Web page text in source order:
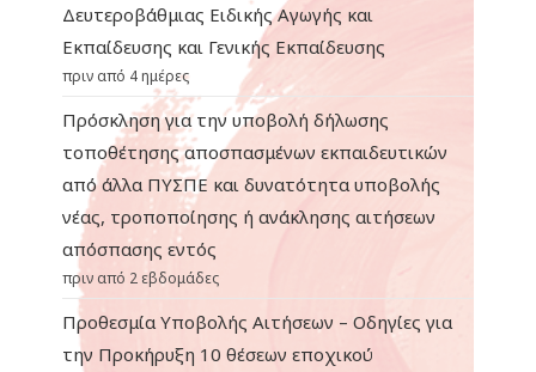
Δευτεροβάθμιας Ειδικής Αγωγής και
Εκπαίδευσης και Γενικής Εκπαίδευσης
πριν από 4 ημέρες
Πρόσκληση για την υποβολή δήλωσης
τοποθέτησης αποσπασμένων εκπαιδευτικών
από άλλα ΠΥΣΠΕ και δυνατότητα υποβολής
νέας, τροποποίησης ή ανάκλησης αιτήσεων
απόσπασης εντός
πριν από 2 εβδομάδες
Προθεσμία Υποβολής Αιτήσεων – Οδηγίες για
την Προκήρυξη 10 θέσεων εποχικού